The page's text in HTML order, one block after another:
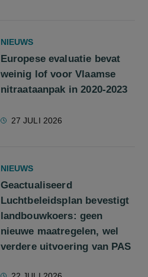
NIEUWS
Europese evaluatie bevat
weinig lof voor Vlaamse
nitraataanpak in 2020-2023
27 JULI 2026
NIEUWS
Geactualiseerd
Luchtbeleidsplan bevestigt
landbouwkoers: geen
nieuwe maatregelen, wel
verdere uitvoering van PAS